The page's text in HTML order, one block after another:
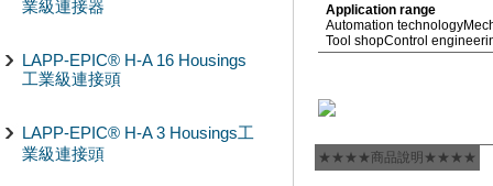
業級連接器
LAPP-EPIC® H-A 16 Housings
工業級連接頭
LAPP-EPIC® H-A 3 Housings工
業級連接頭
Application range
Automation technology
Tool shopControl
★★★★商品說明★★★★